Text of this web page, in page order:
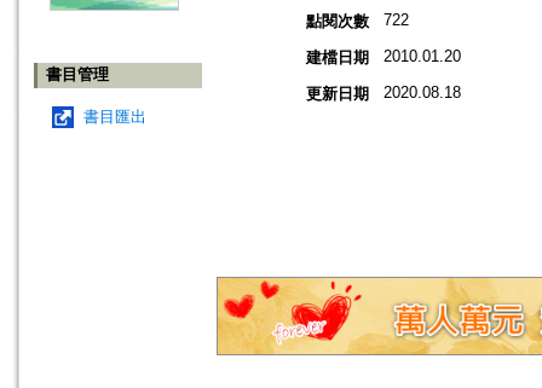
書目管理
書目匯出
點閱次數
722
建檔日期 2010.01.20
更新日期 2020.08.18